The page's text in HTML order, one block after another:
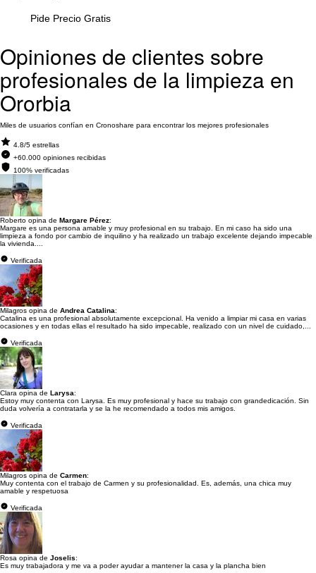
Pide Precio Gratis
Opiniones de clientes sobre
profesionales de la limpieza en
Ororbia
Miles de usuarios confían en Cronoshare para encontrar los mejores profesionales
4.8/5 estrellas
+60.000 opiniones recibidas
100% verificadas
Roberto opina de Margare Pérez:
Margare es una persona amable y muy profesional en su trabajo. En mi caso ha sido una
limpieza a fondo por cambio de inquilino y ha realizado un trabajo excelente dejando impecable
la vivienda....
Verificada
Milagros opina de Andrea Catalina:
Catalina es una profesional absolutamente excepcional. Ha venido a limpiar mi casa en varias
ocasiones y en todas ellas el resultado ha sido impecable, realizado con un nivel de cuidado,...
Verificada
Clara opina de Larysa:
Estoy muy contenta con Larysa. Es muy profesional y hace su trabajo con grandedicación. Sin
duda volvería a contratarla y se la he recomendado a todos mis amigos.
Verificada
Milagros opina de Carmen:
Muy contenta con el trabajo de Carmen y su profesionalidad. Es, además, una chica muy
amable y respetuosa
Verificada
Rosa opina de Joselis:
Es muy trabajadora y me va a poder ayudar a mantener la casa y la plancha bien